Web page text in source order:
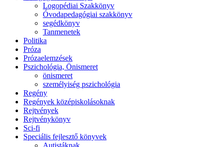
Logopédiai Szakkönyv
Óvodapedagógiai szakkönyv
segédkönyv
Tanmenetek
Politika
Próza
Prózaelemzések
Pszichológia, Önismeret
önismeret
személyiség pszichológia
Regény
Regények középiskolásoknak
Rejtvények
Rejtvénykönyv
Sci-fi
Speciális fejlesztő könyvek
Autistáknak